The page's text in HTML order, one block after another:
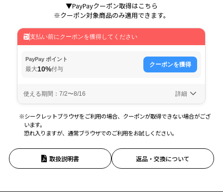
▼PayPayクーポン取得はこちら
※クーポン対象商品のみ適用できます。
※シークレットブラウザをご利用の場合、クーポンが取得できない場合がござ
います。
恐れ入りますが、通常ブラウザでのご利用をお試しください。
取扱説明書 返品・交換について